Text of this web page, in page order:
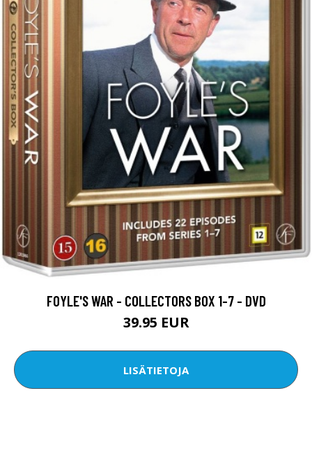
FOYLE'S WAR - COLLECTORS BOX 1-7 - DVD
39.95 EUR
LISÄTIETOJA